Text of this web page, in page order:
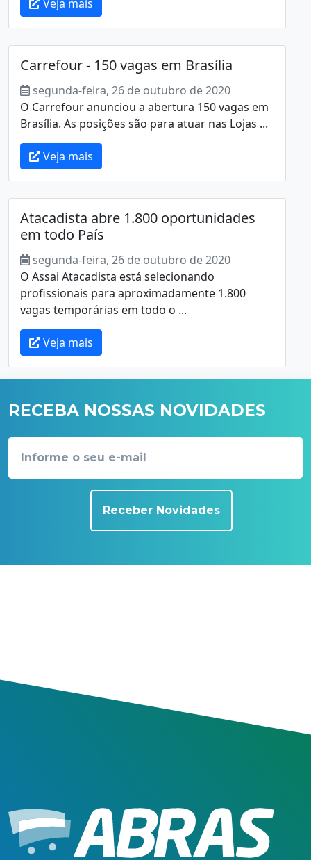
Veja mais
Carrefour - 150 vagas em Brasília
segunda-feira, 26 de outubro de 2020
O Carrefour anunciou a abertura 150 vagas em
Brasília. As posições são para atuar nas Lojas ...
Veja mais
Atacadista abre 1.800 oportunidades
em todo País
segunda-feira, 26 de outubro de 2020
O Assai Atacadista está selecionando
profissionais para aproximadamente 1.800
vagas temporárias em todo o ...
Veja mais
RECEBA NOSSAS NOVIDADES
Receber Novidades